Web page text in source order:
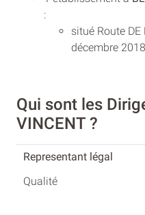
:
situé Route
décembre 2018
Qui sont les
VINCENT ?